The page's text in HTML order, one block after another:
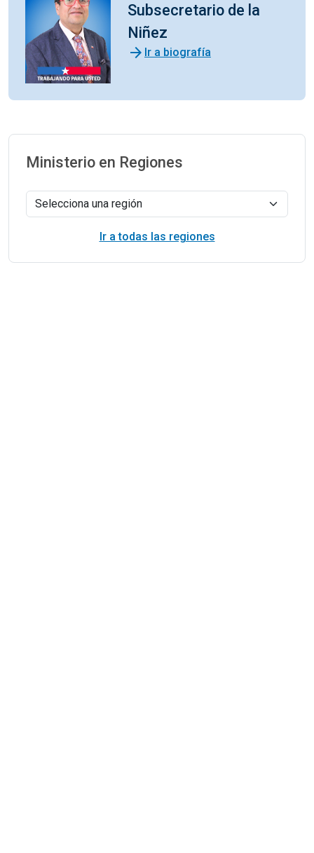
Subsecretario de la
Niñez
arrow_forward Ir a biografía
Ministerio en Regiones
Selecciona una región
Ir a todas las regiones